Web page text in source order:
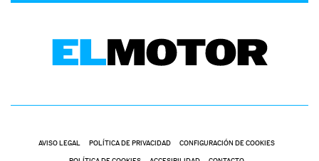
AVISO LEGAL POLÍTICA DE PRIVACIDAD CONFIGURACIÓN DE COOKIES